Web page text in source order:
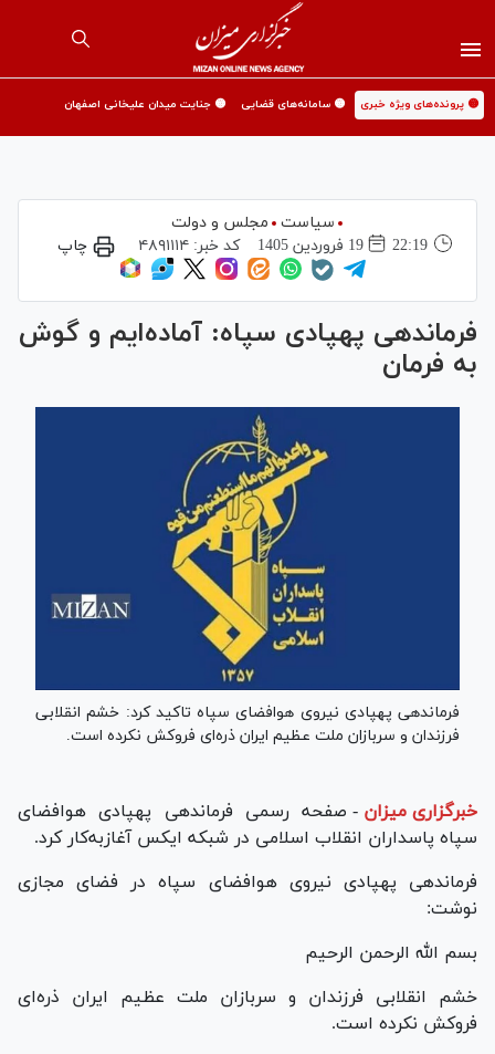
🟡 پرونده‌های ویژه خبری 🟡 سامانه‌های قضایی 🟡 جنایت میدان علیخانی اصفهان
سیاست
مجلس و دولت
22:19
19 فروردين 1405 کد خبر:۴۸۹۱۱۱۴ چاپ
فرماندهی پهپادی سپاه: آماده‌ایم و گوش
به فرمان
فرماندهی پهپادی نیروی هوافضای سپاه تاکید کرد: خشم انقلابی
فرزندان و سربازان ملت عظیم ایران ذره‌ای فروکش نکرده است.
خبرگزاری میزان - صفحه رسمی فرماندهی پهپادی هوافضای
سپاه پاسداران انقلاب اسلامی در شبکه ایکس آغازبه‌کار کرد.
فرماندهی پهپادی نیروی هوافضای سپاه در فضای مجازی
نوشت:
بسم الله الرحمن الرحیم
خشم انقلابی فرزندان و سربازان ملت عظیم ایران ذره‌ای
فروکش نکرده است.